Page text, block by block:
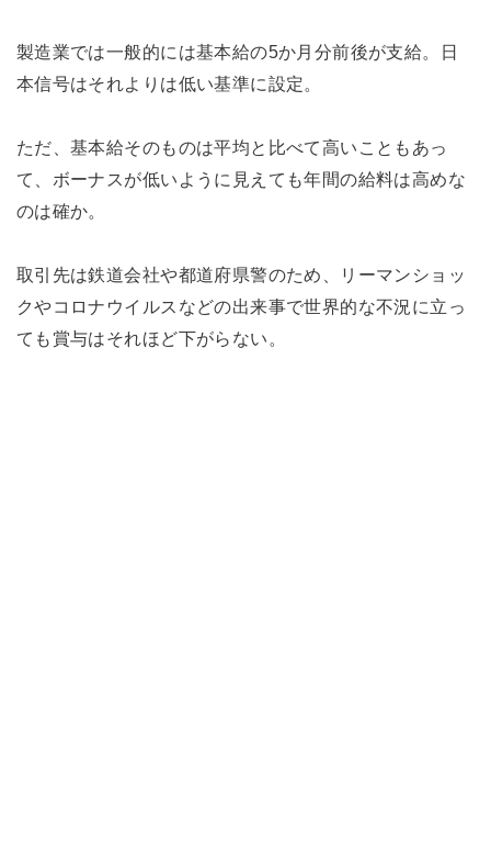
製造業では一般的には基本給の5か月分前後が支給。日
本信号はそれよりは低い基準に設定。
ただ、基本給そのものは平均と比べて高いこともあっ
て、ボーナスが低いように見えても年間の給料は高めな
のは確か。
取引先は鉄道会社や都道府県警のため、リーマンショッ
クやコロナウイルスなどの出来事で世界的な不況に立っ
ても賞与はそれほど下がらない。